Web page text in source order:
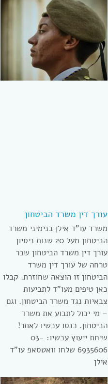
עורך דין משרד הביטחון
משרד עו”ד אילן בנימיני משרד
הביטחון מעל 20 שנות ניסיון
עורך דין משרד הביטחון שכר
טרחה של עורך דין משרד
הביטחון זו הוצאה שחוזרת. קבלו
כאן טיפים מעו”ד לתביעות
צבאיות נגד משרד הביטחון. וגם
– מי יכול לתבוע את משרד
הביטחון. כנסו עכשיו לאתר!
שיחת ייעוץ עכשיו: 03-
6935606 שלחו וואטסאפ עו”ד
אילן